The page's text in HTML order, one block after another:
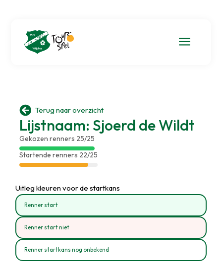
a
 Terug naar overzicht
Lijstnaam: Sjoerd de Wildt
Gekozen renners 25/25
Startende renners 22/25
Uitleg kleuren voor de startkans
Renner start
Renner start niet
Renner startkans nog onbekend